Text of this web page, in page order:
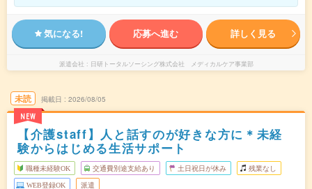
気になる! 応募へ進む 詳しく見る
派遣会社 日研トータルソーシング株式会社 メディカルケア事業部
未読
NEW
掲載日 2026/08/05
【介護staff】人と話すのが好きな方に＊未経
験からはじめる生活サポート
職種未経験OK 交通費別途支給あり 土日祝日が休み 残業なし
WEB登録OK 派遣